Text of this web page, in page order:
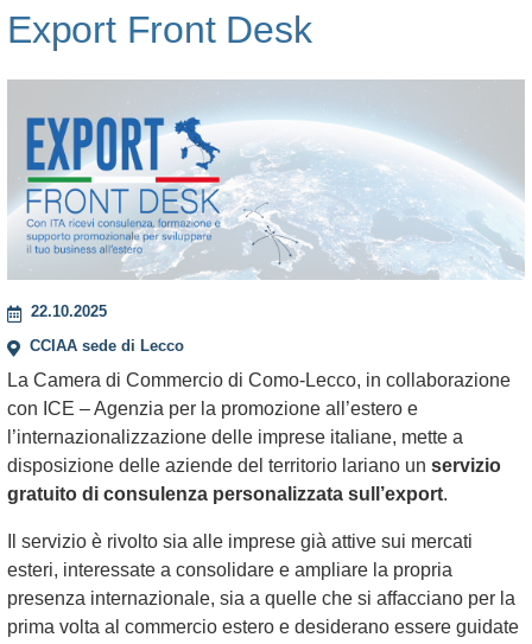
Export Front Desk
−
22.10.2025
CCIAA sede di Lecco
La Camera di Commercio di Como-Lecco, in collaborazione
con ICE – Agenzia per la promozione all’estero e
l’internazionalizzazione delle imprese italiane, mette a
disposizione delle aziende del territorio lariano un servizio
gratuito di consulenza personalizzata sull’export.
Il servizio è rivolto sia alle imprese già attive sui mercati
esteri, interessate a consolidare e ampliare la propria
presenza internazionale, sia a quelle che si affacciano per la
prima volta al commercio estero e desiderano essere guidate